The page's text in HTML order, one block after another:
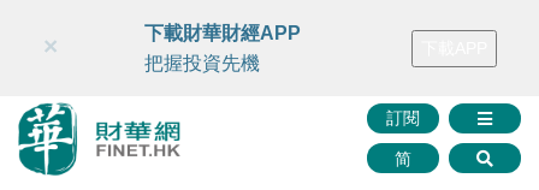
財華智庫網 FINTV FINMETA 財華證券 媒體矩陣
訂閱
简
×
下載財華財經APP
把握投資先機